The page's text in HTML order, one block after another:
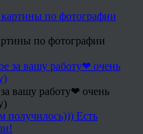
по фотографии
вашу работу❤ очень